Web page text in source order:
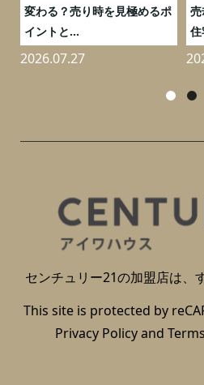
変わる？売り時を見極めるポ
イントと...
2026.07.27
センチュリー21の加盟店は、
This site is protected by
Privacy Policyand